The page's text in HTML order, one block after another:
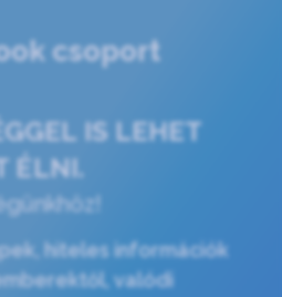
csoport
IS LEHET
ÉLNI.
hiteles információk
valódi